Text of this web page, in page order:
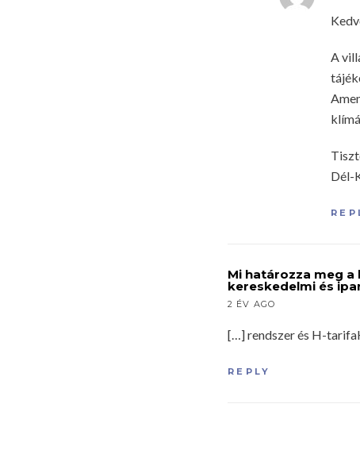
A
Dél-
Mi határozza meg
kereskedelmi és
2 ÉV AGO
[…] rendszer és H-
REPLY